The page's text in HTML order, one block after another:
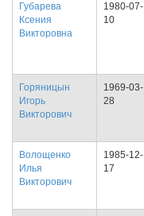
Губарева
Ксения
Викторовна
1980-07-
10
Горяницын
Игорь
Викторович
1969-03-
28
Волощенко
Илья
Викторович
1985-12-
17